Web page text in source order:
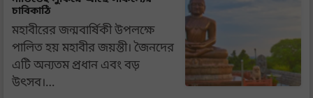
চাবিকাঠি
মহাবীরের জন্মবার্ষিকী উপলক্ষে
পালিত হয় মহাবীর জয়ন্তী। জৈনদের
এটি অন্যতম প্রধান এবং বড়
উৎসব।…